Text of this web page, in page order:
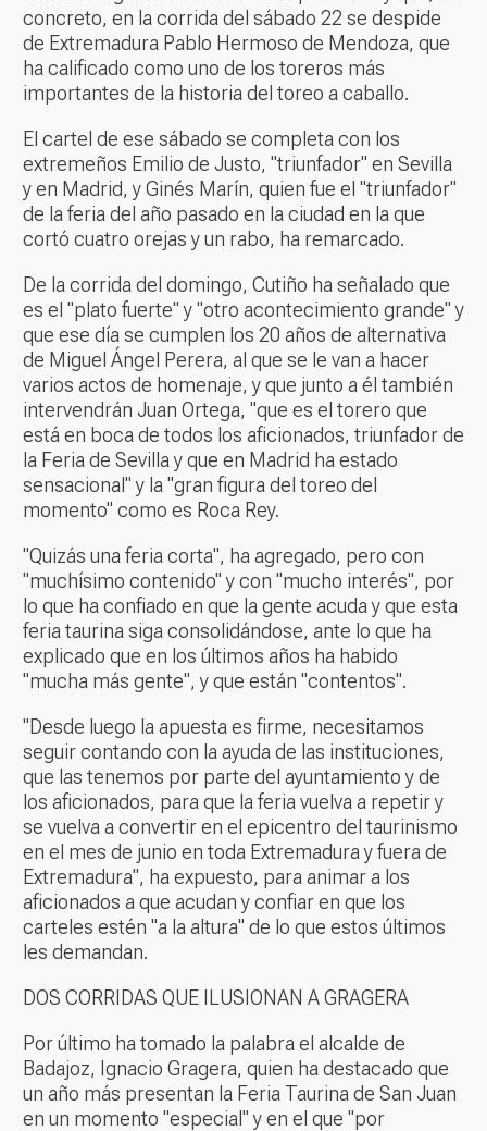
concreto, en la corrida del sábado 22 se despide
de Extremadura Pablo Hermoso de Mendoza, que
ha calificado como uno de los toreros más
importantes de la historia del toreo a caballo.
El cartel de ese sábado se completa con los
extremeños Emilio de Justo, "triunfador" en Sevilla
y en Madrid, y Ginés Marín, quien fue el "triunfador"
de la feria del año pasado en la ciudad en la que
cortó cuatro orejas y un rabo, ha remarcado.
De la corrida del domingo, Cutiño ha señalado que
es el "plato fuerte" y "otro acontecimiento grande" y
que ese día se cumplen los 20 años de alternativa
de Miguel Ángel Perera, al que se le van a hacer
varios actos de homenaje, y que junto a él también
intervendrán Juan Ortega, "que es el torero que
está en boca de todos los aficionados, triunfador de
la Feria de Sevilla y que en Madrid ha estado
sensacional" y la "gran figura del toreo del
momento" como es Roca Rey.
"Quizás una feria corta", ha agregado, pero con
"muchísimo contenido" y con "mucho interés", por
lo que ha confiado en que la gente acuda y que esta
feria taurina siga consolidándose, ante lo que ha
explicado que en los últimos años ha habido
"mucha más gente", y que están "contentos".
"Desde luego la apuesta es firme, necesitamos
seguir contando con la ayuda de las instituciones,
que las tenemos por parte del ayuntamiento y de
los aficionados, para que la feria vuelva a repetir y
se vuelva a convertir en el epicentro del taurinismo
en el mes de junio en toda Extremadura y fuera de
Extremadura", ha expuesto, para animar a los
aficionados a que acudan y confiar en que los
carteles estén "a la altura" de lo que estos últimos
les demandan.
DOS CORRIDAS QUE ILUSIONAN A GRAGERA
Por último ha tomado la palabra el alcalde de
Badajoz, Ignacio Gragera, quien ha destacado que
un año más presentan la Feria Taurina de San Juan
en un momento "especial" y en el que "por